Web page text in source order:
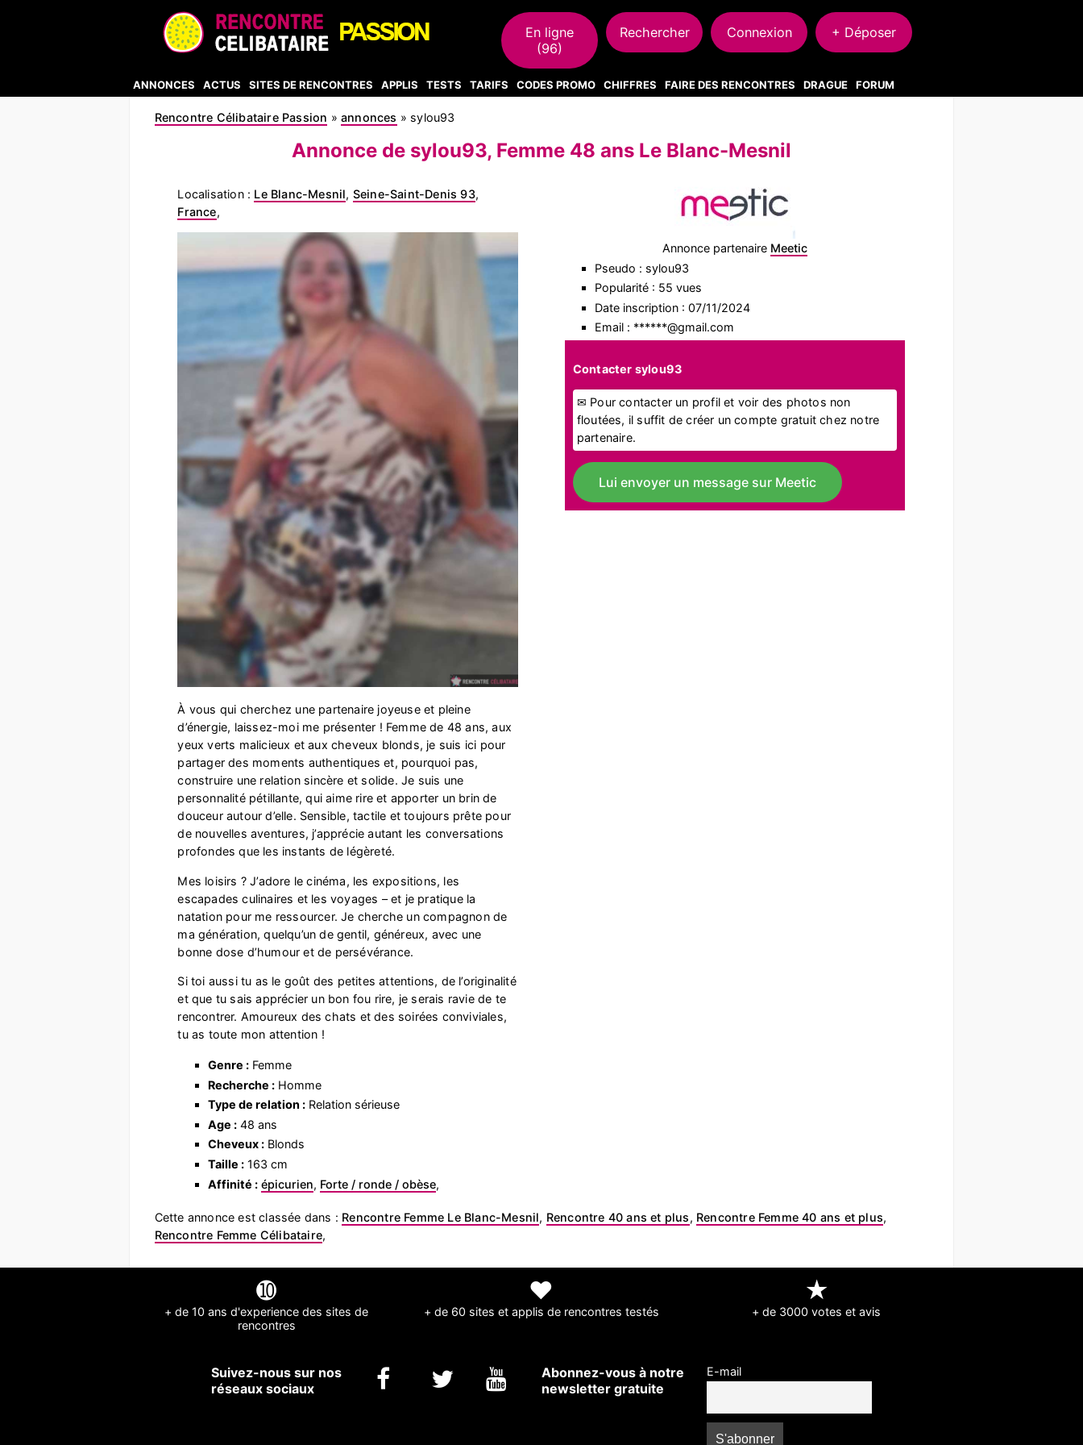
En ligne
(96)
Rechercher Connexion + Déposer
ANNONCES ACTUS SITES DE RENCONTRES APPLIS TESTS TARIFS CODES PROMO CHIFFRES FAIRE DES RENCONTRES DRAGUE FORUM
Rencontre Célibataire Passion »annonces » sylou93
Annonce de sylou93, Femme 48 ans Le Blanc-Mesnil
Localisation : Le Blanc-Mesnil, Seine-Saint-Denis 93,
France,
À vous qui cherchez une partenaire joyeuse et pleine
d’énergie, laissez-moi me présenter ! Femme de 48 ans, aux
yeux verts malicieux et aux cheveux blonds, je suis ici pour
partager des moments authentiques et, pourquoi pas,
construire une relation sincère et solide. Je suis une
personnalité pétillante, qui aime rire et apporter un brin de
douceur autour d’elle. Sensible, tactile et toujours prête pour
de nouvelles aventures, j’apprécie autant les conversations
profondes que les instants de légèreté.
Mes loisirs ? J’adore le cinéma, les expositions, les
escapades culinaires et les voyages – et je pratique la
natation pour me ressourcer. Je cherche un compagnon de
ma génération, quelqu’un de gentil, généreux, avec une
bonne dose d’humour et de persévérance.
Si toi aussi tu as le goût des petites attentions, de l’originalité
et que tu sais apprécier un bon fou rire, je serais ravie de te
rencontrer. Amoureux des chats et des soirées conviviales,
tu as toute mon attention !
Genre :Femme
Recherche :Homme
Type de relation :Relation sérieuse
Age :48 ans
Cheveux :Blonds
Taille :163 cm
Affinité : épicurien, Forte / ronde / obèse,
Annonce partenaire Meetic
Pseudo : sylou93
Popularité : 55 vues
Date inscription : 07/11/2024
Email : ******@gmail.com
Contacter sylou93
✉ Pour contacter un profil et voir des photos non
floutées, il suffit de créer un compte gratuit chez notre
partenaire.
Lui envoyer un message sur Meetic
Cette annonce est classée dans : Rencontre Femme Le Blanc-Mesnil, Rencontre 40 ans et plus, Rencontre Femme 40 ans et plus,
Rencontre Femme Célibataire,
➓
+ de 10 ans d'experience des sites de
rencontres
❤
+ de 60 sites et applis de rencontres testés
★
+ de 3000 votes et avis
Suivez-nous sur nos
réseaux sociaux
Abonnez-vous à notre
newsletter gratuite
E-mail